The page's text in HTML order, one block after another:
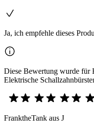
Ja, ich empfehle dieses
Diese Bewertung wurde für
Elektrische
FranktheTank aus J